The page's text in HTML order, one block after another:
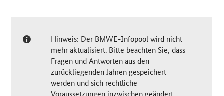
Hinweis: Der BMWE-Infopool wird nicht
mehr aktualisiert. Bitte beachten Sie, dass
Fragen und Antworten aus den
zurückliegenden Jahren gespeichert
werden und sich rechtliche
Voraussetzungen inzwischen geändert